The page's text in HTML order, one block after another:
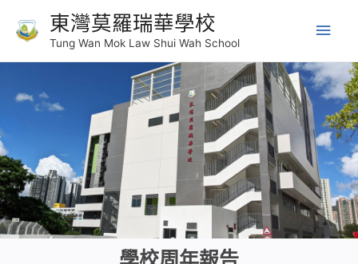
東灣莫羅瑞華學校
Tung Wan Mok Law Shui Wah School
學校周年報告​